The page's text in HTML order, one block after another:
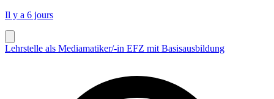
Il y a 6 jours
Lehrstelle als Mediamatiker/-in EFZ mit Basisausbildung